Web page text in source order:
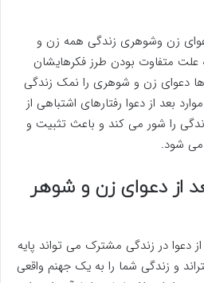
زن وشوهری زندگی همه زن و
متفاوت بودن طرز فکرهایشان
دعوای زن و شوهری را نمک زندگی
بعد از دعوا رفتارهای اشتباهی از
را شور می کند و باعث تثبیت و
شود.
از دعوای زن و شوهر
دعوا در زندگی مشترک می تواند پایه
و زندگی شما را به یک جهنم واقعی